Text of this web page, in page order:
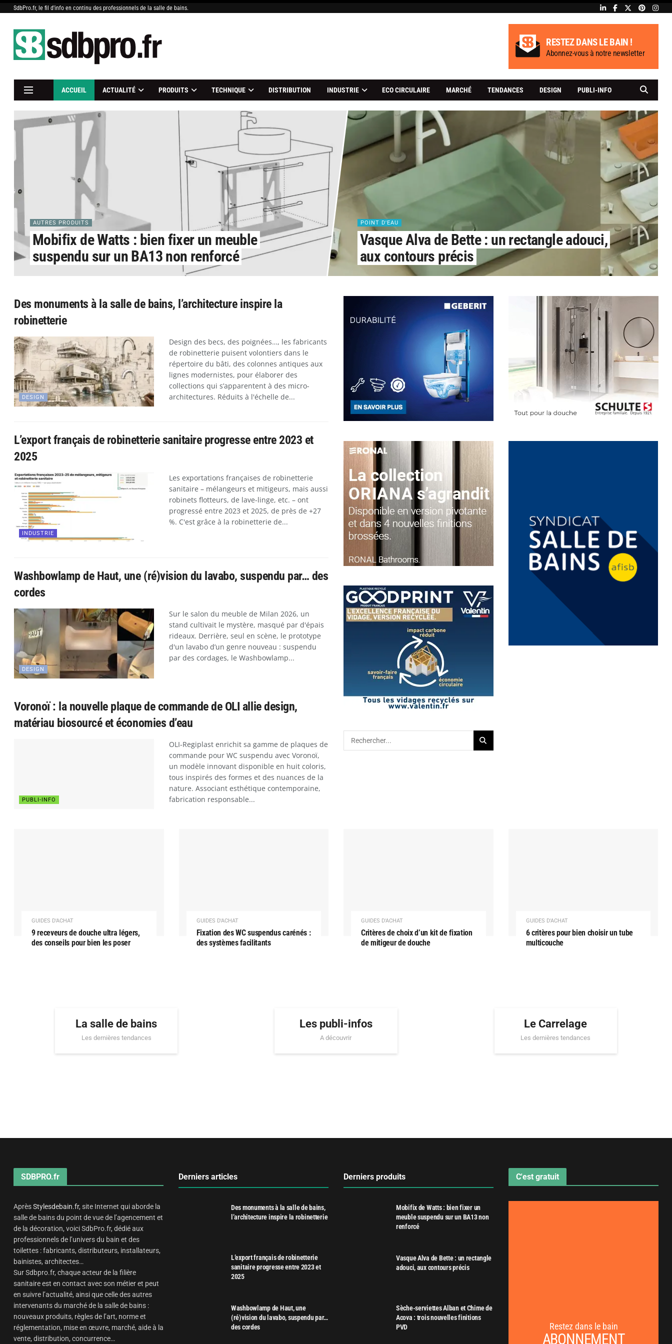
SdbPro.fr, le fil d'info en continu des professionnels de la salle de bains.
RESTEZ DANS LE BAIN !
Abonnez-vous à notre newsletter
ACCUEIL ACTUALITÉ PRODUITS TECHNIQUE DISTRIBUTION INDUSTRIE ECO CIRCULAIRE MARCHÉ TENDANCES DESIGN PUBLI-INFO
AUTRES PRODUITS
Mobifix de Watts : bien fixer un meuble
suspendu sur un BA13 non renforcé
POINT D'EAU
Vasque Alva de Bette : un rectangle adouci,
aux contours précis
Des monuments à la salle de bains, l’architecture inspire la
robinetterie
DESIGN
Design des becs, des poignées…, les fabricants
de robinetterie puisent volontiers dans le
répertoire du bâti, des colonnes antiques aux
lignes modernistes, pour élaborer des
collections qui s’apparentent à des micro-
architectures. Réduits à l'échelle de...
L’export français de robinetterie sanitaire progresse entre 2023 et
2025
INDUSTRIE
Les exportations françaises de robinetterie
sanitaire – mélangeurs et mitigeurs, mais aussi
robinets flotteurs, de lave-linge, etc. – ont
progressé entre 2023 et 2025, de près de +27
%. C'est grâce à la robinetterie de...
Washbowlamp de Haut, une (ré)vision du lavabo, suspendu par… des
cordes
DESIGN
Sur le salon du meuble de Milan 2026, un
stand cultivait le mystère, masqué par d'épais
rideaux. Derrière, seul en scène, le prototype
d'un lavabo d’un genre nouveau : suspendu
par des cordages, le Washbowlamp...
Voronoï : la nouvelle plaque de commande de OLI allie design,
matériau biosourcé et économies d’eau
PUBLI-INFO
OLI-Regiplast enrichit sa gamme de plaques de
commande pour WC suspendu avec Voronoï,
un modèle innovant disponible en huit coloris,
tous inspirés des formes et des nuances de la
nature. Associant esthétique contemporaine,
fabrication responsable...
GUIDES D'ACHAT
9 receveurs de douche ultra légers,
des conseils pour bien les poser
GUIDES D'ACHAT
Fixation des WC suspendus carénés :
des systèmes facilitants
GUIDES D'ACHAT
Critères de choix d’un kit de fixation
de mitigeur de douche
GUIDES D'ACHAT
6 critères pour bien choisir un tube
multicouche
La salle de bains
Les dernières tendances
Les publi-infos
A découvrir
Le Carrelage
Les dernières tendances
SDBPRO.fr
AprèsStylesdebain.fr, site Internet qui aborde la
salle de bains du point de vue de l’agencement et
de la décoration, voici SdbPro.fr, dédié aux
professionnels de l’univers du bain et des
toilettes : fabricants, distributeurs, installateurs,
bainistes, architectes…
Sur Sdbpro.fr, chaque acteur de la filière
sanitaire est en contact avec son métier et peut
en suivre l’actualité, ainsi que celle des autres
intervenants du marché de la salle de bains :
nouveaux produits, règles de l’art, norme et
réglementation, mise en œuvre, marché, aide à la
vente, distribution, concurrence…
Derniers articles
Des monuments à la salle de bains,
l’architecture inspire la robinetterie
L’export français de robinetterie
sanitaire progresse entre 2023 et
2025
Washbowlamp de Haut, une
(ré)vision du lavabo, suspendu par…
des cordes
Derniers produits
Mobifix de Watts : bien fixer un
meuble suspendu sur un BA13 non
renforcé
Vasque Alva de Bette : un rectangle
adouci, aux contours précis
Sèche-serviettes Alban et Chime de
Acova : trois nouvelles finitions
PVD
C'est gratuit
Restez dans le bain
ABONNEMENT